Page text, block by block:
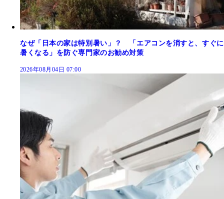
なぜ「日本の家は特別暑い」？ 「エアコンを消すと、すぐに
暑くなる」を防ぐ専門家のお勧め対策
2026年08月04日 07:00